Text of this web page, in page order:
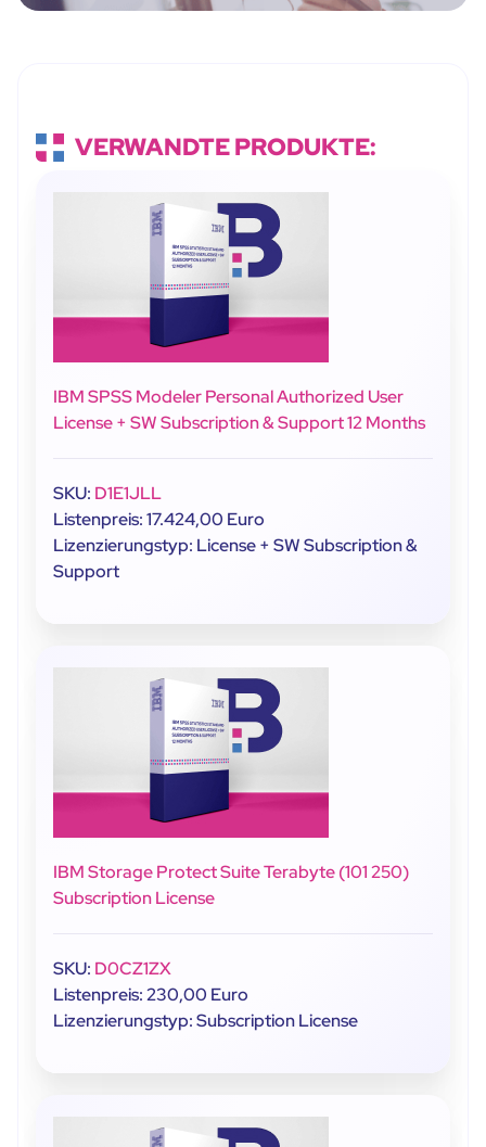
VERWANDTE PRODUKTE:
IBM SPSS Modeler Personal Authorized User
License + SW Subscription & Support 12 Months
SKU: D1E1JLL
Listenpreis: 17.424,00 Euro
Lizenzierungstyp: License + SW Subscription &
Support
IBM Storage Protect Suite Terabyte (101 250)
Subscription License
SKU: D0CZ1ZX
Listenpreis: 230,00 Euro
Lizenzierungstyp: Subscription License